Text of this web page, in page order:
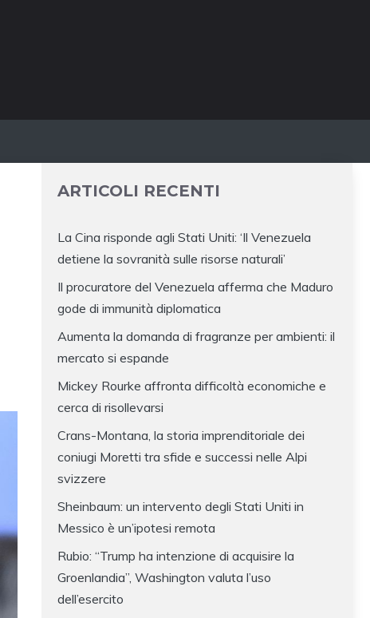
ARTICOLI RECENTI
La Cina risponde agli Stati Uniti: ‘Il Venezuela
detiene la sovranità sulle risorse naturali’
Il procuratore del Venezuela afferma che Maduro
gode di immunità diplomatica
Aumenta la domanda di fragranze per ambienti: il
mercato si espande
Mickey Rourke affronta difficoltà economiche e
cerca di risollevarsi
Crans-Montana, la storia imprenditoriale dei
coniugi Moretti tra sfide e successi nelle Alpi
svizzere
Sheinbaum: un intervento degli Stati Uniti in
Messico è un’ipotesi remota
Rubio: “Trump ha intenzione di acquisire la
Groenlandia”, Washington valuta l’uso
dell’esercito